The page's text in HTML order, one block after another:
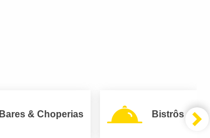
Bares & Choperias Bistrôs